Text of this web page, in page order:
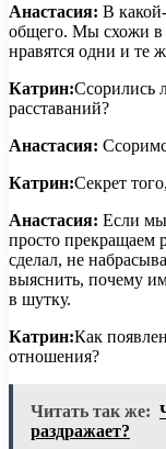
Анастасия: В
общего. Мы схожи в
нравятся одни и те
Катрин:Ссорились
расставаний?
Анастасия:
Катрин:Секрет
Анастасия: Если мы
просто прекращаем
сделал, не
выяснить, почему
в шутку.
Катрин:Как
отношения?
Читать так же:
раздражает?